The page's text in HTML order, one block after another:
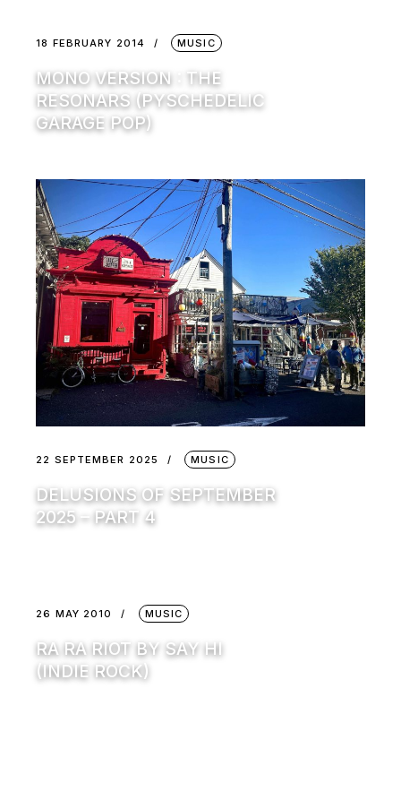
18 FEBRUARY 2014 MUSIC
MONO VERSION : THE
RESONARS (PYSCHEDELIC
GARAGE POP)
22 SEPTEMBER 2025 MUSIC
DELUSIONS OF SEPTEMBER
2025 – PART 4
26 MAY 2010 MUSIC
RA RA RIOT BY SAY HI
(INDIE ROCK)